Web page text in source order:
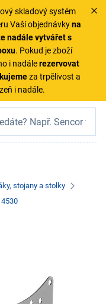
skladový systém
Vaší objednávkyna
nadále vytvářet s
. Pokud je zboží
i nadálerezervovat
za trpělivost a
i nadále.
stojany a stolky
4530